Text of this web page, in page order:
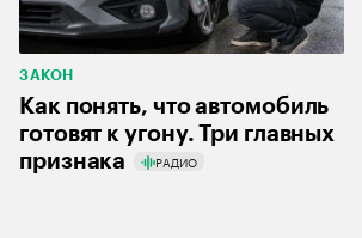
ЗАКОН
Как понять, что автомобиль
готовят к угону. Три главных
признака
РАДИО